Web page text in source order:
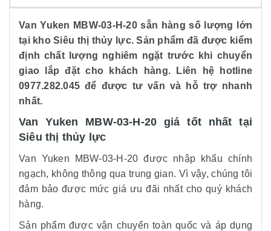
Van Yuken MBW-03-H-20 sẵn hàng số lượng lớn
tại kho Siêu thị thủy lực. Sản phẩm đã được kiểm
định chất lượng nghiêm ngặt trước khi chuyển
giao lắp đặt cho khách hàng. Liên hệ hotline
0977.282.045 để được tư vấn và hỗ trợ nhanh
nhất.
Van Yuken MBW-03-H-20 giá tốt nhất tại
Siêu thị thủy lực
Van Yuken MBW-03-H-20 được nhập khẩu chính
ngạch, không thông qua trung gian. Vì vậy, chúng tôi
đảm bảo được mức giá ưu đãi nhất cho quý khách
hàng.
Sản phẩm được vận chuyển toàn quốc và áp dụng